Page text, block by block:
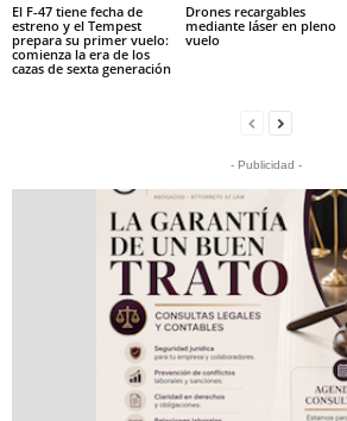
El F-47 tiene fecha de
estreno y el Tempest
prepara su primer vuelo:
comienza la era de los
cazas de sexta generación
Drones recargables
mediante láser en pleno
vuelo
- Publicidad -